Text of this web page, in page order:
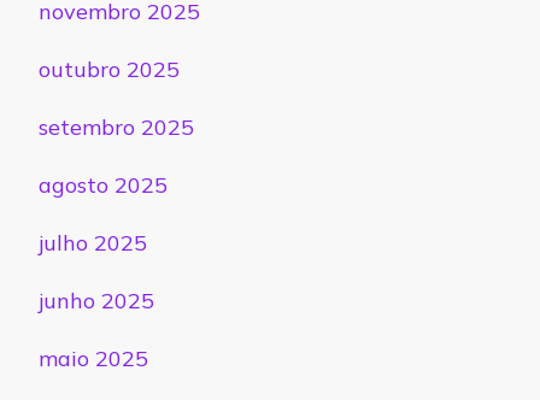
novembro 2025
outubro 2025
setembro 2025
agosto 2025
julho 2025
junho 2025
maio 2025